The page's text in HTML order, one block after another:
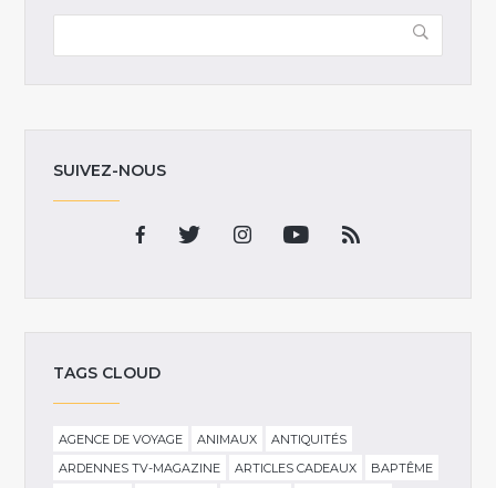
SUIVEZ-NOUS
TAGS CLOUD
AGENCE DE VOYAGE ANIMAUX
ANTIQUITÉS
ARDENNES TV-MAGAZINE
ARTICLES CADEAUX
BAPTÊME